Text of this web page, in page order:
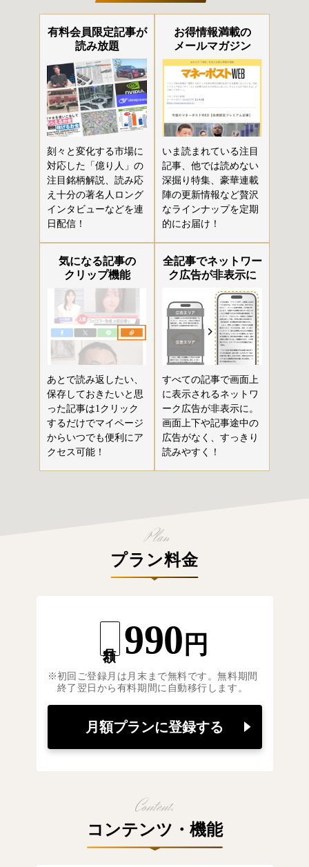
有料会員限定記事が
読み放題
刻々と変化する市場に
対応した「億り人」の
注目銘柄解説、読み応
え十分の著名人ロング
インタビューなどを連
日配信！
お得情報満載の
メールマガジン
いま読まれている注目
記事、他では読めない
深掘り特集、豪華連載
陣の更新情報など贅沢
なラインナップを定期
的にお届け！
気になる記事の
クリップ機能
あとで読み返したい、
保存しておきたいと思
った記事は1クリック
するだけでマイページ
からいつでも便利にア
クセス可能！
全記事でネットワー
ク広告が非表示に
すべての記事で画面上
に表示されるネットワ
ーク広告が非表示に。
画面上下や記事途中の
広告がなく、すっきり
読みやすく！
プラン料金
990 円
初回ご登録月は月末まで無料です。無料期間
終了翌日から有料期間に自動移行します。
月額プランに登録する
コンテンツ・機能